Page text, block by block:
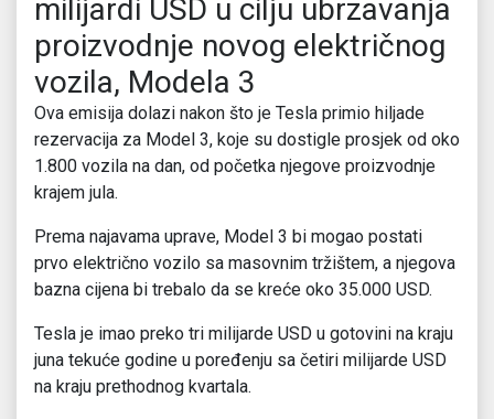
milijardi USD u cilju ubrzavanja
proizvodnje novog električnog
vozila, Modela 3
Ova emisija dolazi nakon što je Tesla primio hiljade
rezervacija za Model 3, koje su dostigle prosjek od oko
1.800 vozila na dan, od početka njegove proizvodnje
krajem jula.
Prema najavama uprave, Model 3 bi mogao postati
prvo električno vozilo sa masovnim tržištem, a njegova
bazna cijena bi trebalo da se kreće oko 35.000 USD.
Tesla je imao preko tri milijarde USD u gotovini na kraju
juna tekuće godine u poređenju sa četiri milijarde USD
na kraju prethodnog kvartala.